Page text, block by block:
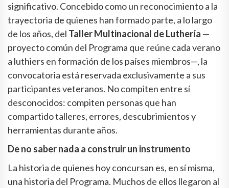
significativo. Concebido como un reconocimiento a la
trayectoria de quienes han formado parte, a lo largo
de los años, del Taller Multinacional de Luthería —
proyecto común del Programa que reúne cada verano
a luthiers en formación de los países miembros—, la
convocatoria está reservada exclusivamente a sus
participantes veteranos. No compiten entre sí
desconocidos: compiten personas que han
compartido talleres, errores, descubrimientos y
herramientas durante años.
De no saber nada a construir un instrumento
La historia de quienes hoy concursan es, en sí misma,
una historia del Programa. Muchos de ellos llegaron al